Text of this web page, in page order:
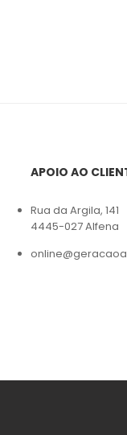
APOIO AO
Rua da Argila, 141
4445-027 Alfena